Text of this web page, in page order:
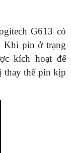
G613 có
Khi pin ở trạng
kích hoạt để
thay thế pin kịp